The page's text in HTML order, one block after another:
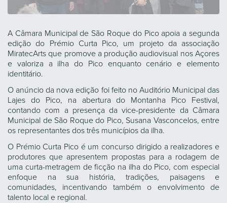
A Câmara Municipal de São Roque do Pico apoia a segunda
edição do Prémio Curta Pico, um projeto da associação
MiratecArts que promove a produção audiovisual nos Açores
e valoriza a ilha do Pico enquanto cenário e elemento
identitário.
O anúncio da nova edição foi feito no Auditório Municipal das
Lajes do Pico, na abertura do Montanha Pico Festival,
contando com a presença da vice-presidente da Câmara
Municipal de São Roque do Pico, Susana Vasconcelos, entre
os representantes dos três municípios da ilha.
O Prémio Curta Pico é um concurso dirigido a realizadores e
produtores que apresentem propostas para a rodagem de
uma curta-metragem de ficção na ilha do Pico, com especial
enfoque na sua história, tradições, paisagens e
comunidades, incentivando também o envolvimento de
talento local e regional.